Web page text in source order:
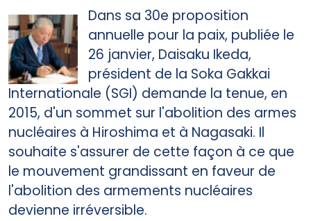
Dans sa 30e proposition
annuelle pour la paix, publiée le
26 janvier, Daisaku Ikeda,
président de la Soka Gakkai
Internationale (SGI) demande la tenue, en
2015, d'un sommet sur l'abolition des armes
nucléaires à Hiroshima et à Nagasaki. Il
souhaite s'assurer de cette façon à ce que
le mouvement grandissant en faveur de
l'abolition des armements nucléaires
devienne irréversible.